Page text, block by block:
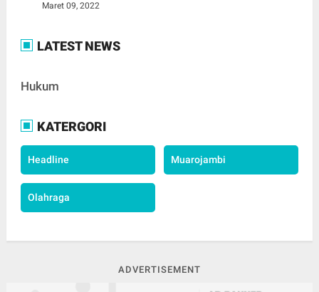
Maret 09, 2022
LATEST NEWS
Hukum
KATERGORI
Headline Muarojambi
Olahraga
ADVERTISEMENT